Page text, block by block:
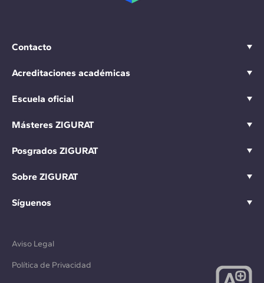
Contacto
Acreditaciones académicas
Escuela oficial
Másteres ZIGURAT
Posgrados ZIGURAT
Sobre ZIGURAT
Síguenos
Aviso Legal
Política de Privacidad